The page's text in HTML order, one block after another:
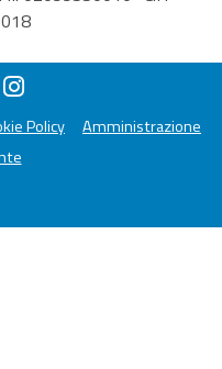
Policy
Amministrazione